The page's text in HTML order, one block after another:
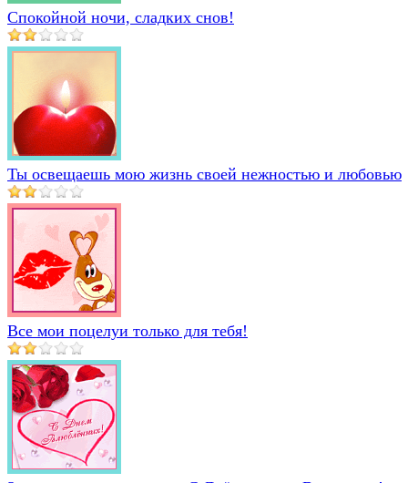
Спокойной ночи, сладких снов!
Ты освещаешь мою жизнь своей нежностью и любовью
Все мои поцелуи только для тебя!